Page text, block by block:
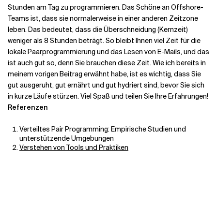
Stunden am Tag zu programmieren. Das Schöne an Offshore-
Teams ist, dass sie normalerweise in einer anderen Zeitzone
leben. Das bedeutet, dass die Überschneidung (Kernzeit)
weniger als 8 Stunden beträgt. So bleibt Ihnen viel Zeit für die
lokale Paarprogrammierung und das Lesen von E-Mails, und das
ist auch gut so, denn Sie brauchen diese Zeit. Wie ich bereits in
meinem vorigen Beitrag erwähnt habe, ist es wichtig, dass Sie
gut ausgeruht, gut ernährt und gut hydriert sind, bevor Sie sich
in kurze Läufe stürzen. Viel Spaß und teilen Sie Ihre Erfahrungen!
Referenzen
Verteiltes Pair Programming: Empirische Studien und
unterstützende Umgebungen
Verstehen von Tools und Praktiken